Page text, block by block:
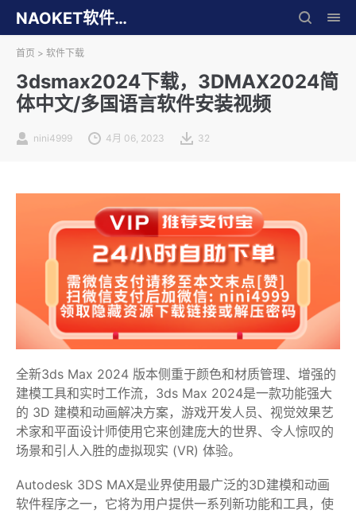
NAOKET软件库
首页 > 软件下载
3dsmax2024下载，3DMAX2024简
体中文/多国语言软件安装视频
nini4999 4月 06, 2023 32
全新3ds Max 2024 版本侧重于颜色和材质管理、增强的
建模工具和实时工作流，3ds Max 2024是一款功能强大
的 3D 建模和动画解决方案，游戏开发人员、视觉效果艺
术家和平面设计师使用它来创建庞大的世界、令人惊叹的
场景和引人入胜的虚拟现实 (VR) 体验。
Autodesk 3DS MAX是业界使用最广泛的3D建模和动画
软件程序之一，它将为用户提供一系列新功能和工具，使